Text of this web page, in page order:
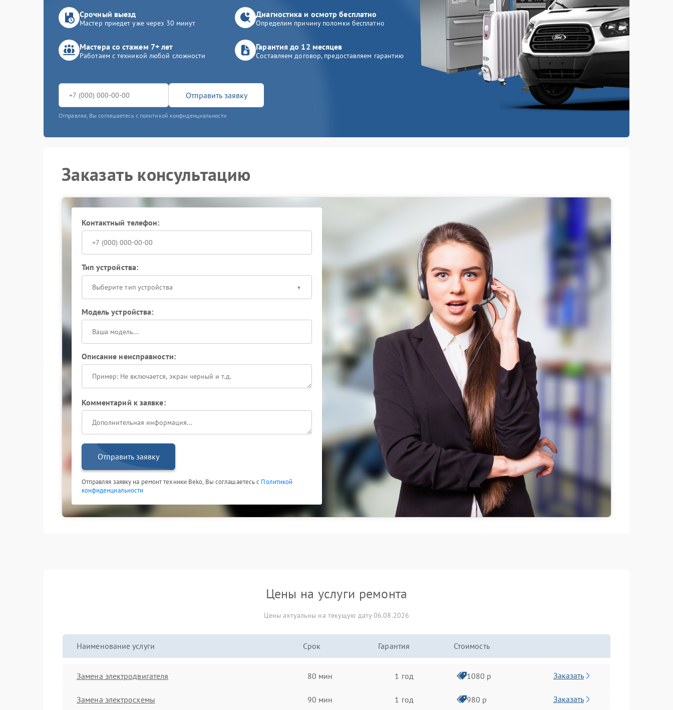
Срочный выезд
Мастер приедет уже через 30 минут
Диагностика и осмотр бесплатно
Определим причину поломки бесплатно
Мастера со стажем 7+ лет
Работаем с техникой любой сложности
Гарантия до 12 месяцев
Составляем договор, предоставляем гарантию
Отправить заявку
Отправляя, Вы соглашаетесь с политикой конфиденциальности
Заказать консультацию
Контактный телефон:
Тип устройства:
Выберите тип устройства
Модель устройства:
Описание неисправности:
Комментарий к заявке:
Отправить заявку
Отправляя заявку на ремонт техники Beko, Вы соглашаетесь с Политикой
конфиденциальности
Цены на услуги ремонта
Цены актуальны на текущую дату 06.08.2026
Наименование услуги Срок Гарантия Стоимость
Замена электродвигателя 80 мин 1 год 1080 р Заказать
Замена электросхемы 90 мин 1 год 980 р Заказать